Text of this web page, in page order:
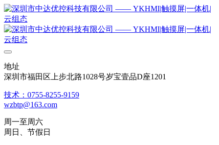
地址
深圳市福田区上步北路1028号岁宝壹品D座1201
技术：0755-8255-9159
wzbtp@163.com
周一至周六
周日、节假日